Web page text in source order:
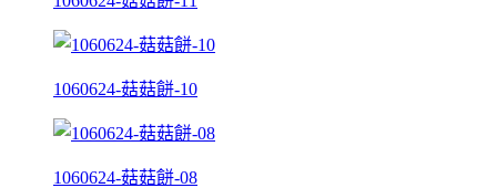
1060624-菇菇餅-10
1060624-菇菇餅-08